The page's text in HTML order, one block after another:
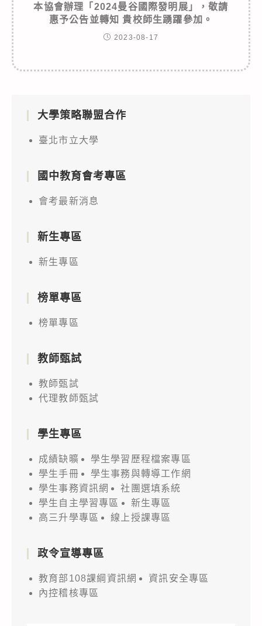
本協會辦理「2024曼谷國際發明展」，敬請
惠予公告並轉知 貴校師生踴躍參加。
2023-08-17
大學策略聯盟合作
臺北市立大學
國中教育會考專區
會考最新消息
新生專區
新生專區
榜單專區
榜單專區
教師甄試
教師甄試
代理教師甄試
學生專區
成績缺曠
學生學習歷程檔案專區
學生手冊
學生事務與轉導工作網
學生事務資訊網
社團選填系統
學生自主學習專區
新生專區
高三升學專區
線上授課專區
政令宣導專區
教育部108課綱資訊網
資訊安全專區
內控稽核專區